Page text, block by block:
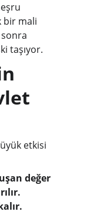
bir mali
taşıyor.
etkisi
değer